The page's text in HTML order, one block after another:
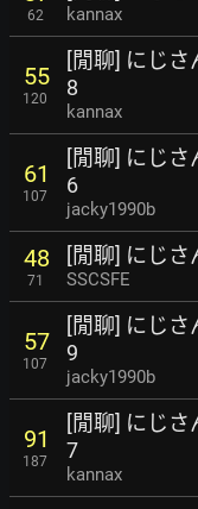
62 kannax
55
120
[閒聊] にじ
8
kannax
61
107
[閒聊] にじ
6
jacky1990b
48
71
[閒聊] にじ
SSCSFE
57
107
[閒聊] にじ
9
jacky1990b
91
187
[閒聊] にじ
7
kannax